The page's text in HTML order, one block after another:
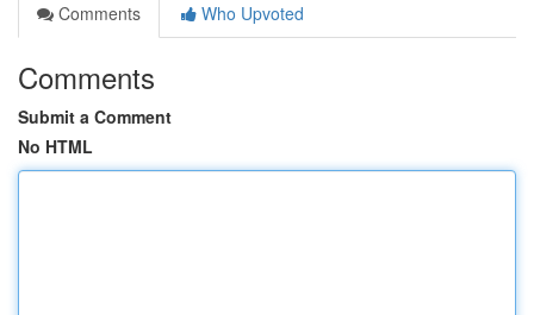
Comments
Who Upvoted
Comments
Submit a Comment
No HTML